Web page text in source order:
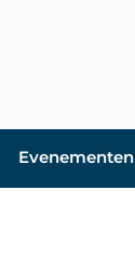
Evenementen